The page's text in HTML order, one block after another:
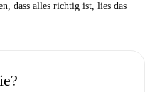
dass alles richtig ist, lies das